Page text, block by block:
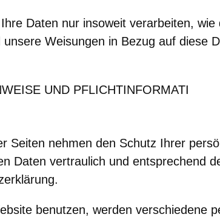
Daten nur insoweit verarbeiten,
Weisungen in Bezug auf diese
UND PFLICHTINFORMATI
Seiten nehmen den Schutz Ihrer
Daten vertraulich und entsprechend
benutzen, werden verschiedene